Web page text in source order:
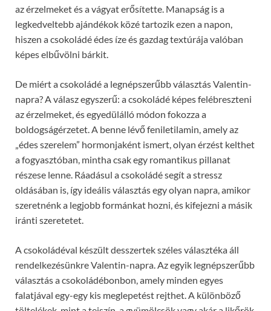
az érzelmeket és a vágyat erősítette. Manapság is a
legkedveltebb ajándékok közé tartozik ezen a napon,
hiszen a csokoládé édes íze és gazdag textúrája valóban
képes elbűvölni bárkit.
De miért a csokoládé a legnépszerűbb választás Valentin-
napra? A válasz egyszerű: a csokoládé képes felébreszteni
az érzelmeket, és egyedülálló módon fokozza a
boldogságérzetet. A benne lévő feniletilamin, amely az
„édes szerelem” hormonjaként ismert, olyan érzést kelthet
a fogyasztóban, mintha csak egy romantikus pillanat
részese lenne. Ráadásul a csokoládé segít a stressz
oldásában is, így ideális választás egy olyan napra, amikor
szeretnénk a legjobb formánkat hozni, és kifejezni a másik
iránti szeretetet.
A csokoládéval készült desszertek széles választéka áll
rendelkezésünkre Valentin-napra. Az egyik legnépszerűbb
választás a csokoládébonbon, amely minden egyes
falatjával egy-egy kis meglepetést rejthet. A különböző